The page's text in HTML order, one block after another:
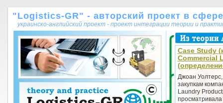
"Logistics-GR" - авторский проект в
украинско-английский проект - проект интеграции теории и
Case Study
Commercial
Джоан
закупкам
Laundry
просматривала